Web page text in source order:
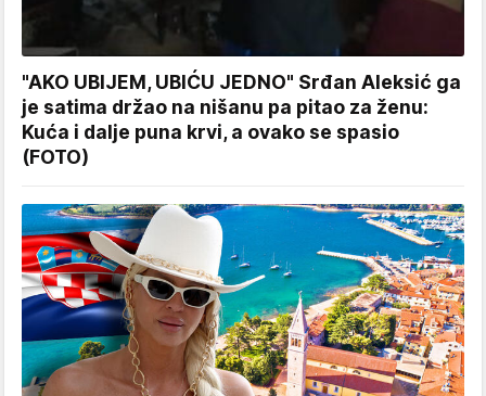
"AKO UBIJEM, UBIĆU JEDNO" Srđan Aleksić ga
je satima držao na nišanu pa pitao za ženu:
Kuća i dalje puna krvi, a ovako se spasio
(FOTO)